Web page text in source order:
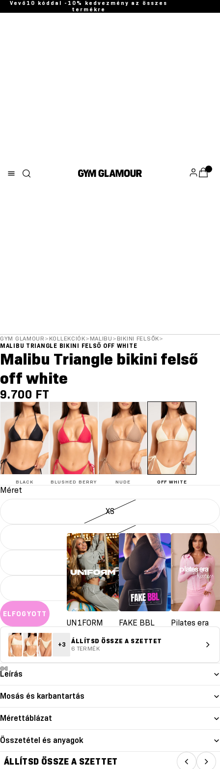
Vevő10 kóddal -10% kedvezmény az összes
termékre
UN1FORM FAKE BBL Pilates era
GYM GLAMOUR > KOLLEKCIÓK> MALIBU > BIKINI FELSŐK>
MALIBU TRIANGLE BIKINI FELSŐ OFF WHITE
Malibu Triangle bikini felső
off white
9.700 FT
BLACK BLUSHED BERRY NUDE OFF WHITE
Méret
XS
S
M
L
ELFOGYOTT
+3 ÁLLÍTSD ÖSSZE A SZETTET
6 TERMÉK
Leírás
Mosás és karbantartás
Mérettáblázat
Összetétel és anyagok
ÁLLÍTSD ÖSSZE A SZETTET